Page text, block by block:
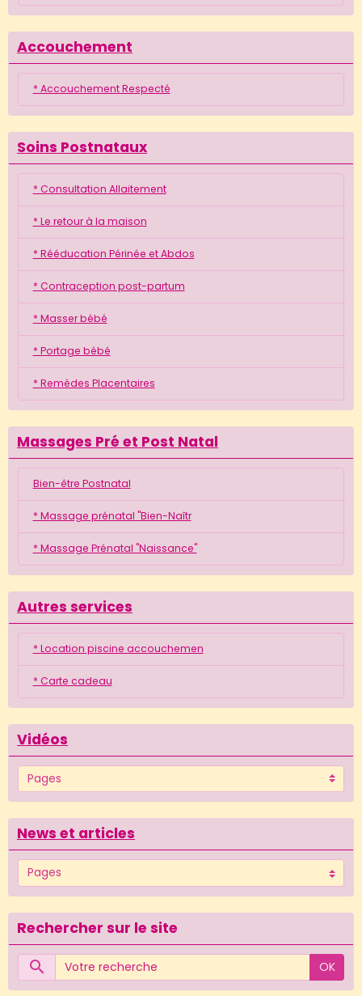
Accouchement
* Accouchement Respecté
Soins Postnataux
* Consultation Allaitement
* Le retour à la maison
* Rééducation Périnée et Abdos
* Contraception post-partum
* Masser bébé
* Portage bébé
* Remèdes Placentaires
Massages Pré et Post Natal
Bien-être Postnatal
* Massage prénatal "Bien-Naîtr
* Massage Prénatal "Naissance"
Autres services
* Location piscine accouchemen
* Carte cadeau
Vidéos
News et articles
Rechercher sur le site
OK